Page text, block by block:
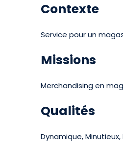
Contexte
Service pour un
Missions
Merchandising en
Qualités
Dynamique, Minutieux,